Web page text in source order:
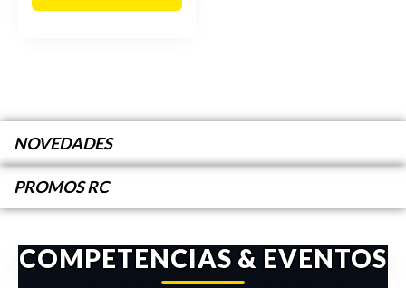
NOVEDADES
PROMOS RC
COMPETENCIAS & EVENTOS